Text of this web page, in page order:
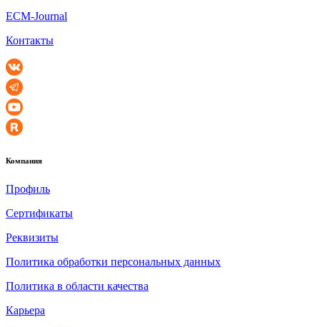
ECM-Journal
Контакты
Компания
Профиль
Сертификаты
Реквизиты
Политика обработки персональных данных
Политика в области качества
Карьера